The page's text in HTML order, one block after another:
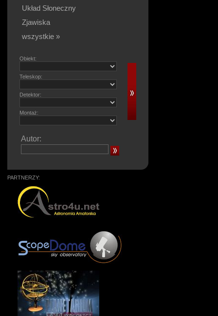
Układ Słoneczny
Zjawiska
wszystkie »
Obiekt:
Teleskop:
Detektor:
Montaż:
Autor:
PARTNERZY: